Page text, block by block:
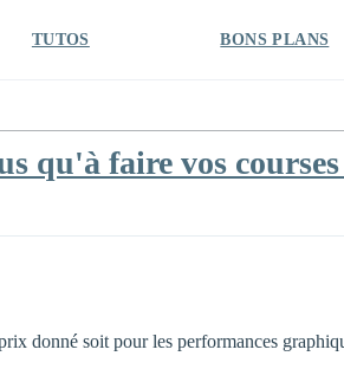
TUTOS BONS PLANS
qu'à faire vos
donné soit pour les performances